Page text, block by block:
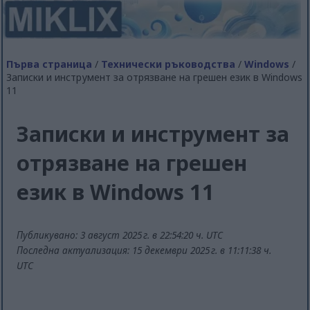
Първа страница / Технически ръководства /Windows /
Записки и инструмент за отрязване на грешен език в Windows
11
Записки и инструмент за
отрязване на грешен
език в Windows 11
Публикувано: 3 август 2025 г. в 22:54:20 ч. UTC
Последна актуализация: 15 декември 2025 г. в 11:11:38 ч.
UTC